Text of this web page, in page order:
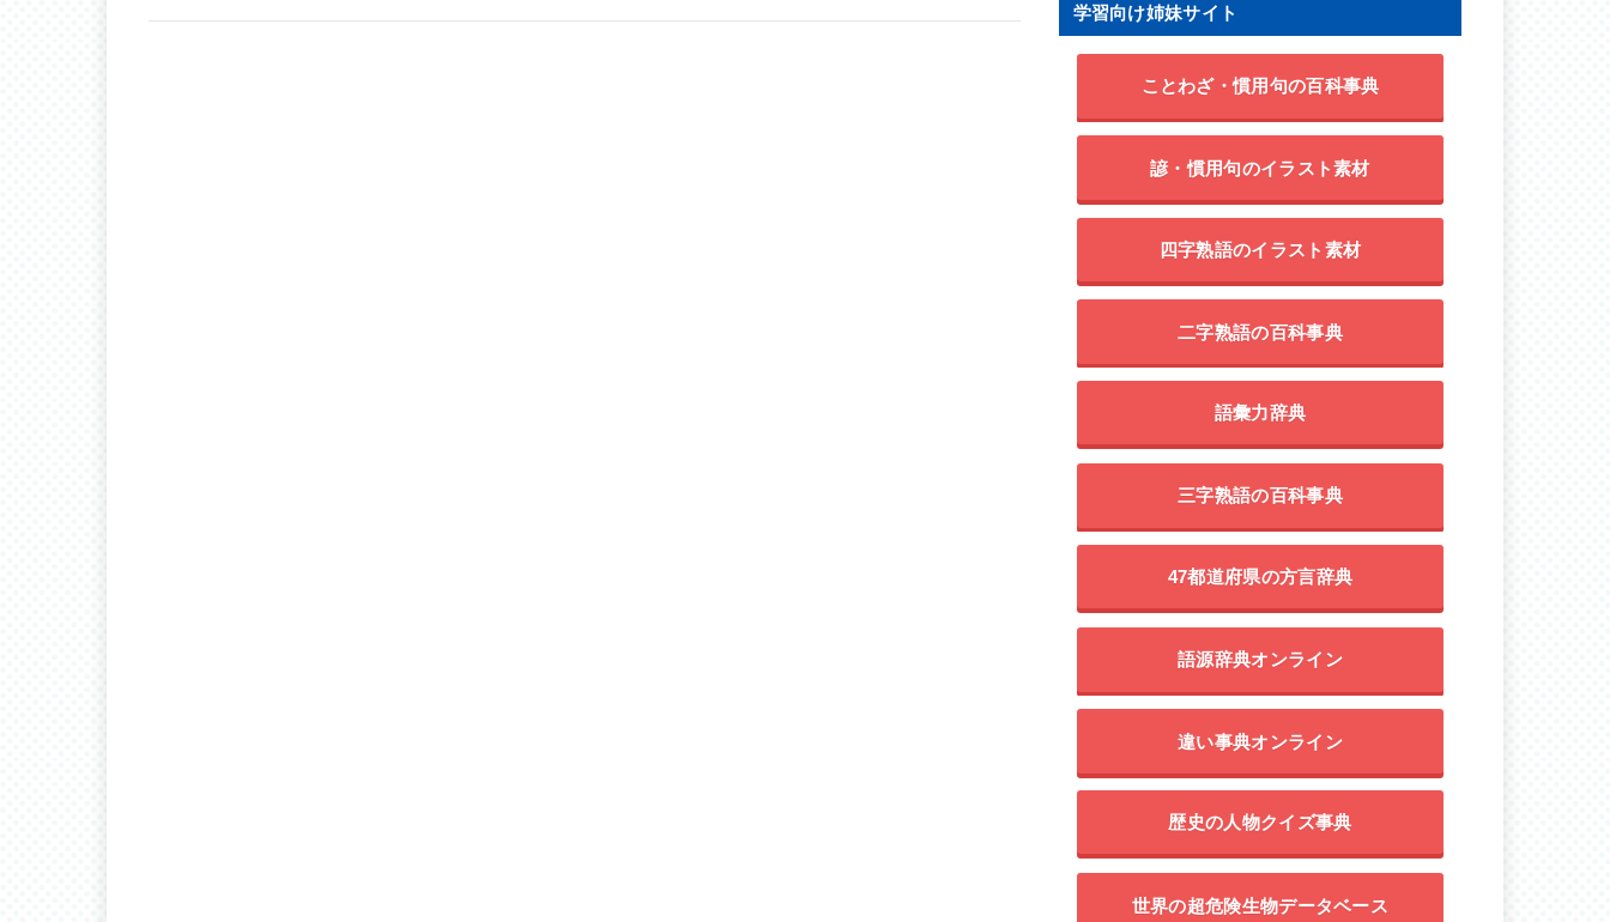
学習向け姉妹サイト
ことわざ・慣用句の百科事典
諺・慣用句のイラスト素材
四字熟語のイラスト素材
二字熟語の百科事典
語彙力辞典
三字熟語の百科事典
47都道府県の方言辞典
語源辞典オンライン
違い事典オンライン
歴史の人物クイズ事典
世界の超危険生物データベース